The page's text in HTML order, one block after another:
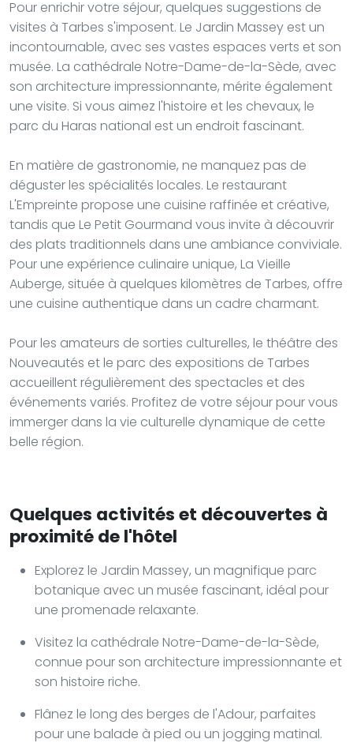
Pour enrichir votre séjour, quelques suggestions de
visites à Tarbes s'imposent. Le Jardin Massey est un
incontournable, avec ses vastes espaces verts et son
musée. La cathédrale Notre-Dame-de-la-Sède, avec
son architecture impressionnante, mérite également
une visite. Si vous aimez l'histoire et les chevaux, le
parc du Haras national est un endroit fascinant.
En matière de gastronomie, ne manquez pas de
déguster les spécialités locales. Le restaurant
L'Empreinte propose une cuisine raffinée et créative,
tandis que Le Petit Gourmand vous invite à découvrir
des plats traditionnels dans une ambiance conviviale.
Pour une expérience culinaire unique, La Vieille
Auberge, située à quelques kilomètres de Tarbes, offre
une cuisine authentique dans un cadre charmant.
Pour les amateurs de sorties culturelles, le théâtre des
Nouveautés et le parc des expositions de Tarbes
accueillent régulièrement des spectacles et des
événements variés. Profitez de votre séjour pour vous
immerger dans la vie culturelle dynamique de cette
belle région.
Quelques activités et découvertes à
proximité de l'hôtel
Explorez le Jardin Massey, un magnifique parc
botanique avec un musée fascinant, idéal pour
une promenade relaxante.
Visitez la cathédrale Notre-Dame-de-la-Sède,
connue pour son architecture impressionnante et
son histoire riche.
Flânez le long des berges de l'Adour, parfaites
pour une balade à pied ou un jogging matinal.